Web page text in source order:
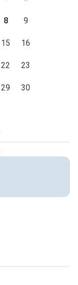
8 9
15 16
22 23
29 30